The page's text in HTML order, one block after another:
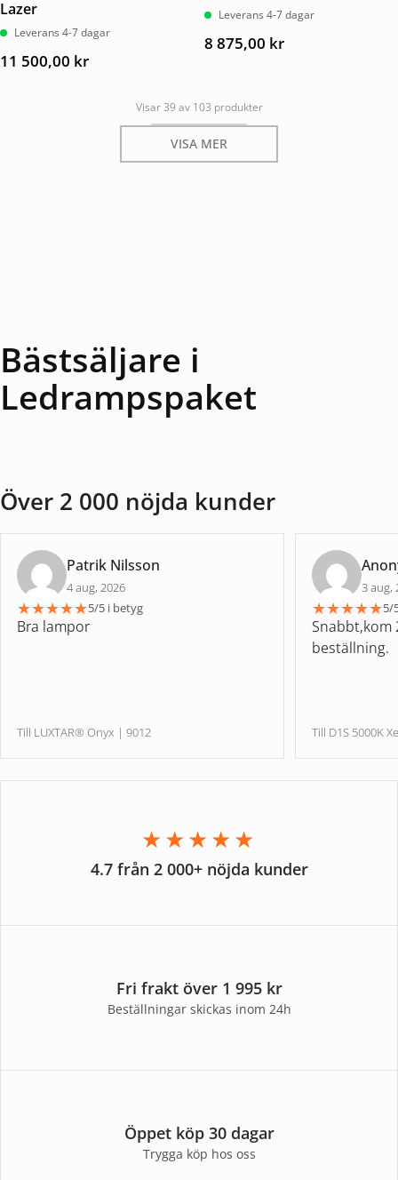
Lazer
Leverans 4-7 dagar
11 500,00 kr
Leverans 4-7 dagar
8 875,00 kr
Visar 39 av 103 produkter
VISA MER
Bästsäljare i
Ledrampspaket
Över 2 000 nöjda kunder
Patrik Nilsson
4 aug, 2026
★★★★★5/5 i betyg
Bra lampor
Till LUXTAR® Onyx | 9012
3 aug,
★★★★★5/
Snabbt,kom
beställning.
Till D1S 5000K
★★★★★
4.7 från 2 000+ nöjda kunder
Fri frakt över 1 995 kr
Beställningar skickas inom 24h
Öppet köp 30 dagar
Trygga köp hos oss